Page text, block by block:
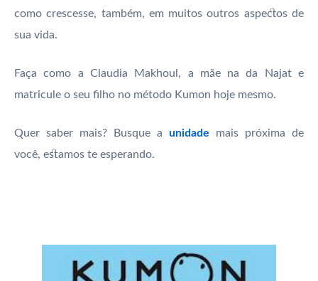
como crescesse, também, em muitos outros aspectos de
sua vida.
Faça como a Claudia Makhoul, a mãe na da Najat e
matricule o seu filho no método Kumon hoje mesmo.
Quer saber mais? Busque a unidade mais próxima de
você, estamos te esperando.